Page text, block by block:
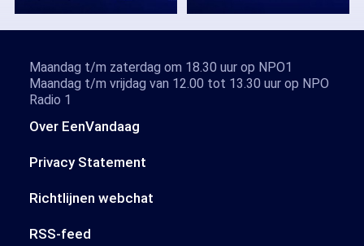
Over EenVandaag
Privacy Statement
Richtlijnen webchat
RSS-feed
Maandag t/m zaterdag om 18.30 uur op NPO1
Maandag t/m vrijdag van 12.00 tot 13.30 uur op NPO
Radio 1